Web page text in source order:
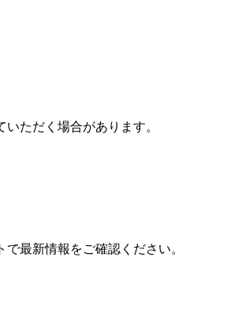
ただく場合があります。
最新情報をご確認ください。